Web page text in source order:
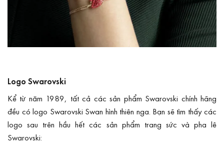
Logo Swarovski
Kể từ năm 1989, tất cả các sản phẩm Swarovski chính hãng
đều có logo Swarovski Swan hình thiên nga. Bạn sẽ tìm thấy các
logo sau trên hầu hết các sản phẩm trang sức và pha lê
Swarovski: